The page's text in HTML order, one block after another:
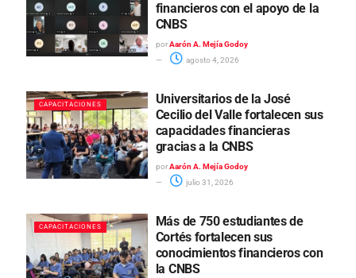
financieros con el apoyo de la
CNBS
por Aarón A. Mejía Godoy
agosto 4, 2026
CAPACITACIONES
Universitarios de la José
Cecilio del Valle fortalecen sus
capacidades financieras
gracias a la CNBS
por Aarón A. Mejía Godoy
julio 31, 2026
CAPACITACIONES
Más de 750 estudiantes de
Cortés fortalecen sus
conocimientos financieros con
la CNBS